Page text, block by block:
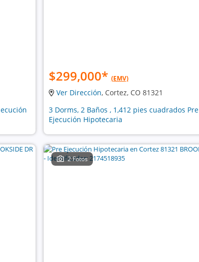
$299,000* (EMV)
Ver Dirección, Cortez, CO 81321
3 Dorms, 2 Baños , 1,412 pies cuadrados Pre
Ejecución Hipotecaria
2 Fotos